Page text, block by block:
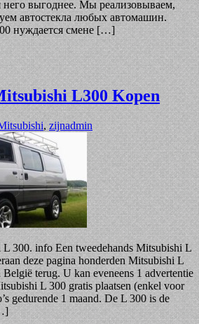
него выгоднее. Мы реализовываем,
автостекла любых автомашин.
нуждается смене […]
L300 Kopen
, zijnadmin
300. info Een tweedehands Mitsubishi L
deze pagina honderden Mitsubishi L
terug. U kan eveneens 1 advertentie
L 300 gratis plaatsen (enkel voor
gedurende 1 maand. De L 300 is de